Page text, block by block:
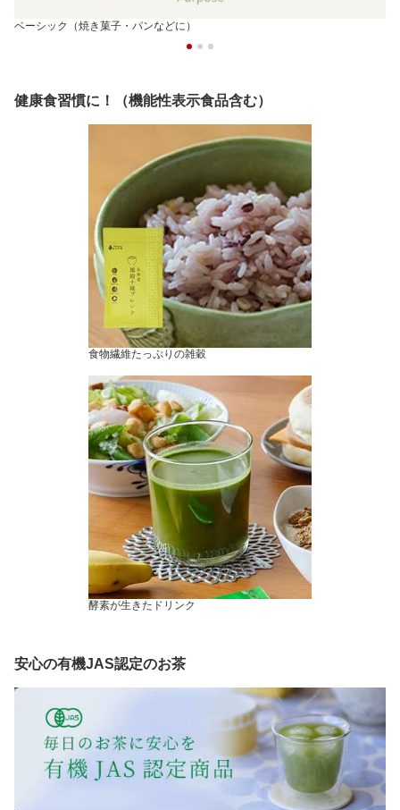
ベーシック（焼き菓子・パンなどに）
健康食習慣に！（機能性表示食品含む）
食物繊維たっぷりの雑穀
酵素が生きたドリンク
安心の有機JAS認定のお茶